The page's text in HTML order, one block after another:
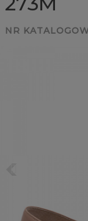
NR